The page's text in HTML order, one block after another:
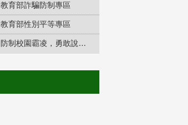
教育部詐騙防制專區
教育部性別平等專區
防制校園霸凌，勇敢說出來！